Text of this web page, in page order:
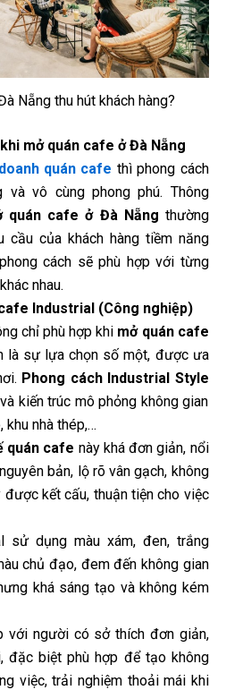
Nẵng thu hút khách hàng?
mở quán cafe ở Đà Nẵng
quán cafe thì phong cách
vô cùng phong phú. Thông
quán cafe ở Đà Nẵng thường
cầu của khách hàng tiềm năng
cách sẽ phù hợp với từng
nhau.
Industrial (Công nghiệp)
chỉ phù hợp khi mở quán cafe
là sự lựa chọn số một, được ưa
Phong cách Industrial Style
kiến trúc mô phỏng không gian
khu nhà thép,…
quán cafe này khá đơn giản, nổi
bản, lộ rõ vân gạch, không
kết cấu, thuận tiện cho việc
sử dụng màu xám, đen, trắng
chủ đạo, đem đến không gian
khá sáng tạo và không kém
với người có sở thích đơn giản,
đặc biệt phù hợp để tạo không
việc, trải nghiệm thoải mái khi